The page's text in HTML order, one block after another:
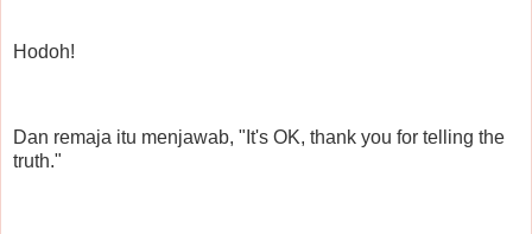
Hodoh!
Dan remaja itu menjawab, "It's OK, thank you for telling the
truth."